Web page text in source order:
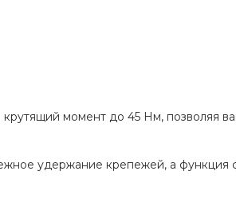
момент до 45 Нм, позволяя
удержание крепежей, а функция